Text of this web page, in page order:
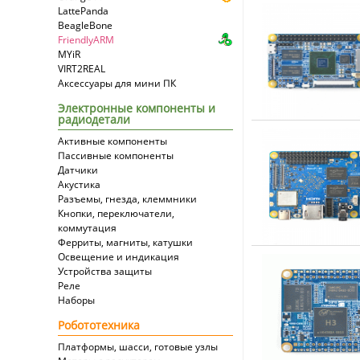
LattePanda
BeagleBone
FriendlyARM
MYiR
VIRT2REAL
Аксессуары для мини ПК
Электронные компоненты и
радиодетали
Активные компоненты
Пассивные компоненты
Датчики
Акустика
Разъемы, гнезда, клеммники
Кнопки, переключатели,
коммутация
Ферриты, магниты, катушки
Освещение и индикация
Устройства защиты
Реле
Наборы
Робототехника
Платформы, шасси, готовые узлы